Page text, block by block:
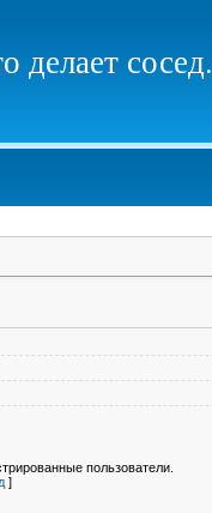
делает сосед.
пользователи.
]